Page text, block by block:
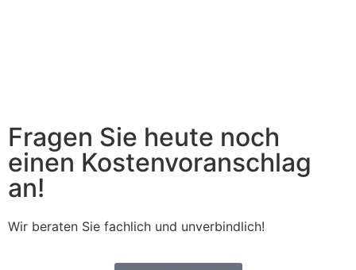
Fragen Sie heute noch
einen Kostenvoranschlag
an!
Wir beraten Sie fachlich und unverbindlich!